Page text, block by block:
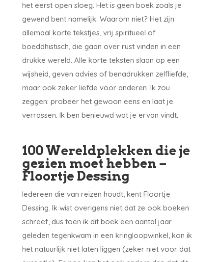
het eerst open sloeg. Het is geen boek zoals je
gewend bent namelijk. Waarom niet? Het zijn
allemaal korte tekstjes, vrij spiritueel of
boeddhistisch, die gaan over rust vinden in een
drukke wereld. Alle korte teksten slaan op een
wijsheid, geven advies of benadrukken zelfliefde,
maar ook zeker liefde voor anderen. Ik zou
zeggen: probeer het gewoon eens en laat je
verrassen. Ik ben benieuwd wat je ervan vindt.
100 Wereldplekken die je
gezien moet hebben –
Floortje Dessing
Iedereen die van reizen houdt, kent Floortje
Dessing. Ik wist overigens niet dat ze ook boeken
schreef, dus toen ik dit boek een aantal jaar
geleden tegenkwam in een kringloopwinkel, kon ik
het natuurlijk niet laten liggen (zeker niet voor dat